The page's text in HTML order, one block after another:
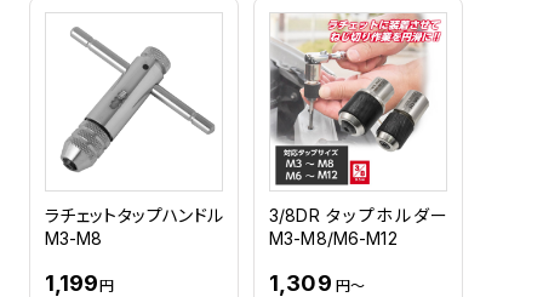
ラチェットタップハンドル
M3-M8
1,199円
3/8DR タップホルダー
M3-M8/M6-M12
1,309 円～